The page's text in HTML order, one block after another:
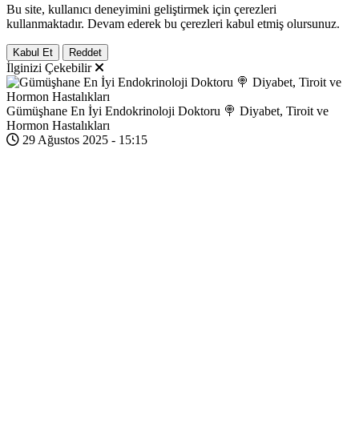
Bu site, kullanıcı deneyimini geliştirmek için çerezleri
kullanmaktadır. Devam ederek bu çerezleri kabul etmiş olursunuz.
Kabul Et Reddet
İlginizi Çekebilir
Gümüşhane En İyi Endokrinoloji Doktoru 🍭 Diyabet, Tiroit ve
Hormon Hastalıkları
29 Ağustos 2025 - 15:15